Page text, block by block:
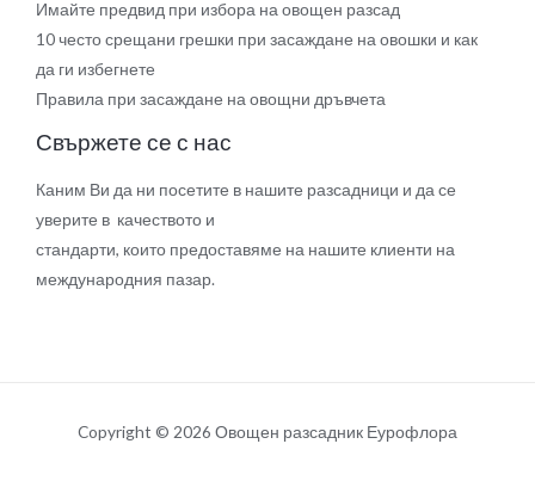
Имайте предвид при избора на овощен разсад
10 често срещани грешки при засаждане на овошки и как
да ги избегнете
Правила при засаждане на овощни дръвчета
Свържете се с нас
Каним Ви да ни посетите в нашите разсадници и да се
уверите в качеството и
стандарти, които предоставяме на нашите клиенти на
международния пазар.
Copyright © 2026 Овощен разсадник Еурофлора